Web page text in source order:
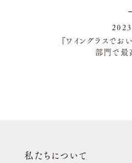
『ワイングラスでお
部門で最
私たちについて